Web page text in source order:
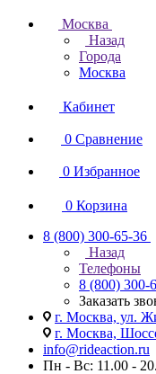
Москва
Назад
Города
Москва
Кабинет
0 Сравнение
0 Избранное
0 Корзина
8 (800) 300-65-36
Назад
Телефоны
8 (800) 300-
Заказать
г. Москва, ул.
г. Москва,
info@rideaction.ru
Пн - Вс: 11.00 -